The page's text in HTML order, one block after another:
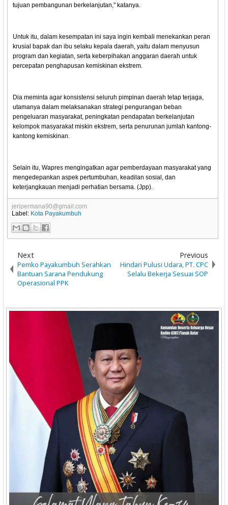
tujuan pembangunan berkelanjutan," katanya.
Untuk itu, dalam kesempatan ini saya ingin kembali menekankan peran
krusial bapak dan ibu selaku kepala daerah, yaitu dalam menyusun
program dan kegiatan, serta keberpihakan anggaran daerah untuk
percepatan penghapusan kemiskinan ekstrem.
Dia meminta agar konsistensi seluruh pimpinan daerah tetap terjaga,
utamanya dalam melaksanakan strategi pengurangan beban
pengeluaran masyarakat, peningkatan pendapatan berkelanjutan
kelompok masyarakat miskin ekstrem, serta penurunan jumlah kantong-
kantong kemiskinan.
Selain itu, Wapres mengingatkan agar pemberdayaan masyarakat yang
mengedepankan aspek pertumbuhan, keadilan sosial, dan
keterjangkauan menjadi perhatian bersama. (Jpp).
jeripermana90@gmail.com
Label: Kota Payakumbuh
Next
Pemko Payakumbuh Serahkan
Bantuan Sarana Pendukung
Operasional PPK
Previous
Hindari Pulusi Udara, PT. CPC
Selalu Bekerja Sesuai SOP